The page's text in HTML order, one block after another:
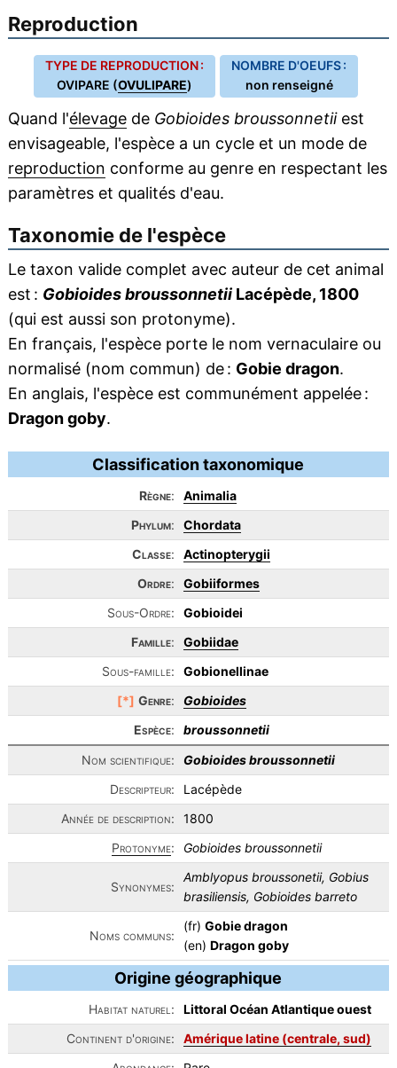
Reproduction
TYPE DE REPRODUCTION :
OVIPARE (OVULIPARE)
NOMBRE D'OEUFS :
non renseigné
Quand l'élevagede Gobioides broussonnetiiest
envisageable, l'espèce a un cycle et un mode de
reproduction conforme au genre en respectant les
paramètres et qualités d'eau.
Taxonomie de l'espèce
Le taxon valide complet avec auteur de cet animal
est : Gobioides broussonnetiiLacépède, 1800
(qui est aussi son protonyme).
En français, l'espèce porte le nom vernaculaire ou
normalisé (nom commun) de : Gobie dragon.
En anglais, l'espèce est communément appelée :
Dragon goby.
Classification taxonomique
Règne:
Animalia
Phylum:
Chordata
Classe:
Actinopterygii
Ordre:
Gobiiformes
Sous-Ordre:
Gobioidei
Famille:
Gobiidae
Sous-famille:
Gobionellinae
[*] Genre:
Gobioides
Espèce:
broussonnetii
Nom scientifique:
Gobioides broussonnetii
Descripteur:
Lacépède
Année de description:
1800
Protonyme: Gobioides broussonnetii
Synonymes:
Amblyopus broussonetii, Gobius
brasiliensis, Gobioides barreto
Noms communs:
(fr) Gobie dragon
(en) Dragon goby
Origine géographique
Habitat naturel:
Littoral Océan Atlantique ouest
Continent d'origine:
Amérique latine (centrale, sud)